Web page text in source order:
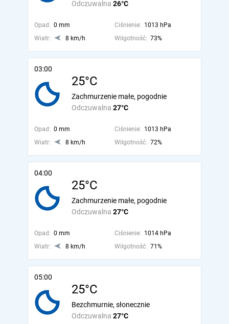
Odczuwalna 26°C
Opad: 0 mm Ciśnienie: 1013 hPa
Wiatr:
8 km/h Wilgotność: 73%
03:00
25°C
Odczuwalna 27°C
Zachmurzenie małe, pogodnie
Opad: 0 mm Ciśnienie: 1013 hPa
Wiatr:
8 km/h Wilgotność: 72%
04:00
25°C
Odczuwalna 27°C
Zachmurzenie małe, pogodnie
Opad: 0 mm Ciśnienie: 1014 hPa
Wiatr:
8 km/h Wilgotność: 71%
05:00
25°C
Odczuwalna 27°C
Bezchmurnie, słonecznie